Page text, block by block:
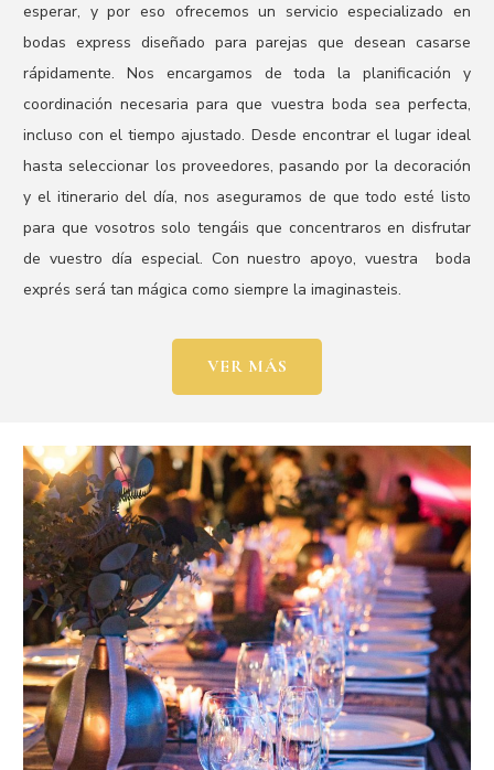
esperar, y por eso ofrecemos un servicio especializado en
bodas express diseñado para parejas que desean casarse
rápidamente. Nos encargamos de toda la planificación y
coordinación necesaria para que vuestra boda sea perfecta,
incluso con el tiempo ajustado. Desde encontrar el lugar ideal
hasta seleccionar los proveedores, pasando por la decoración
y el itinerario del día, nos aseguramos de que todo esté listo
para que vosotros solo tengáis que concentraros en disfrutar
de vuestro día especial. Con nuestro apoyo, vuestra boda
exprés será tan mágica como siempre la imaginasteis.
VER MÁS